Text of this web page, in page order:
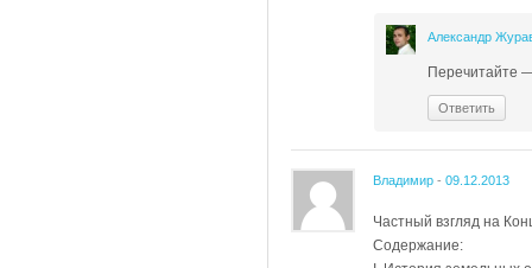
Александр
Перечитайте
Ответить
Владимир - 09.12.2013
Частный взгляд на
Содержание: